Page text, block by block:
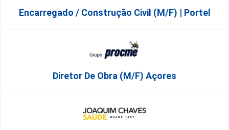
Encarregado / Construção Civil (m/f) | Portel
Diretor De Obra (m/f) Açores